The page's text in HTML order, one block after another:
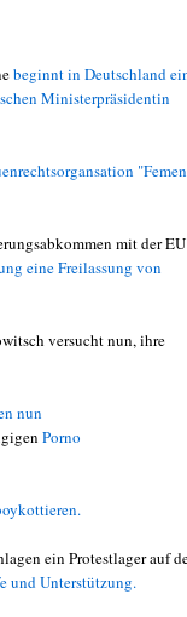
beginnt in Deutschland
Ministerpräsidentin
mit der EU
eine Freilassung von
versucht nun, ihre
nun
Porno
ein Protestlager auf
und Unterstützung.